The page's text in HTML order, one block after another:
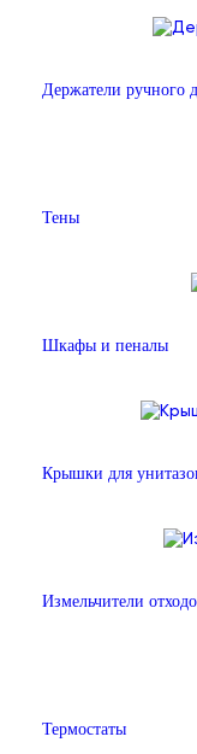
Держатели ручного
Тены
Шкафы и пеналы
Крышки для
Измельчители
Термостаты